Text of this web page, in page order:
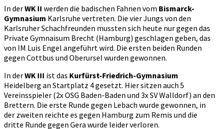
In derWK II werden die badischen Fahnen vom Bismarck-
Gymnasium Karlsruhe vertreten. Die vier Jungs von den
Karlsruher Schachfreunden mussten sich heute nur gegen das
Private Gymnaisum Brecht (Hamburg) geschlagen geben, das
von IM Luis Engel angeführt wird. Die ersten beiden Runden
gegen Cottbus und Oberursel wurden gewonnen.
In derWK III ist das Kurfürst-Friedrich-Gymnasium
Heidelberg an Startplatz 4 gesetzt. Hier sitzen auch 5
Vereinsspieler (2x OSG Baden-Baden und 3x SV Walldorf) an den
Brettern. Die erste Runde gegen Lebach wurde gewonnen, in
der zweiten reichte es gegen Hamburg zum Remis und die
dritte Runde gegen Gera wurde leider verloren.